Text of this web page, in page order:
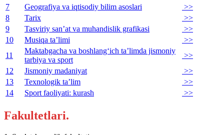
7
Geografiya va iqtisodiy bilim asoslari
>>
8
Tarix
>>
9
Tasviriy san’at va muhandislik grafikasi
>>
10
Musiqa ta’limi
>>
11
Maktabgacha va boshlang‘ich ta’limda jismoniy
tarbiya va sport
>>
12
Jismoniy madaniyat
>>
13
Texnologik ta’lim
>>
14
Sport faoliyati: kurash >>
Fakultetlari.